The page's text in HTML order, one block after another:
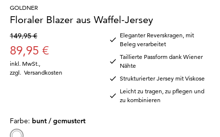
GOLDNER
Floraler Blazer aus Waffel-Jersey
149,95 €
89,95 €
inkl. MwSt.
zzgl. Versandkosten
Eleganter Reverskragen, mit
Beleg verarbeitet
Taillierte Passform dank Wiener
Nähte
Strukturierter Jersey mit Viskose
Leicht zu tragen, zu pflegen und
zu kombinieren
Farbe: bunt / gemustert